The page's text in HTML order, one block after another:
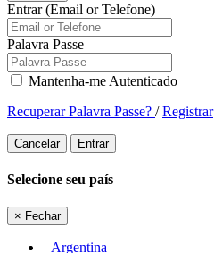
Entrar (Email or Telefone)
Palavra Passe
Mantenha-me Autenticado
Recuperar Palavra Passe? /Registrar
Cancelar Entrar
Selecione seu país
× Fechar
Argentina